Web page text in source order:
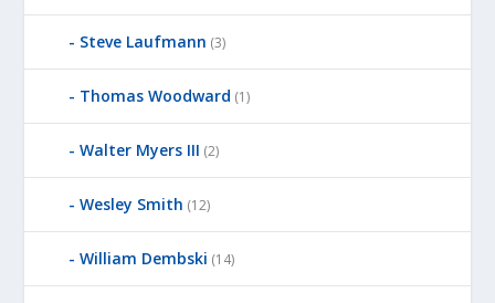
Steve Laufmann (3)
Thomas Woodward (1)
Walter Myers III (2)
Wesley Smith (12)
William Dembski (14)